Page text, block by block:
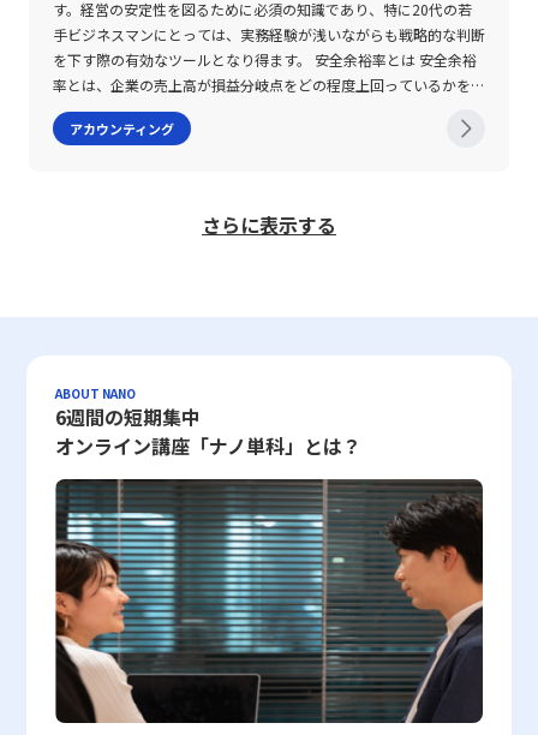
た投資判断を行っていくことが重要である。 最終的に、SG&A経費
の適切な管理は、企業の短期的な利益改善のみならず、長期的なビ
ジネスサステナビリティの確保に寄与するものである。 今後も、
経済情勢や業界特性の変動を注視しながら、戦略的なSG&A管理手
法の進化が求められる時代において、現場のビジネスマンはこれら
の知識を実践に活かすことで、大きな価値を創出することが期待さ
当者にとって大きな助けとなります。なお、電子申告の遅延や不備
があれば、不申告として取り扱われる恐れがあるため、期限内の申
告完了に向けた適切な内部管理体制が求められます。 また、各地
方自治体ごとの税率や経過措置、さらには改正後の運用実例など、
細部にわたる運用上の差異を踏まえると、専門家との連携を図りな
がら進めることが肝要です。税務調査のリスクや、今後の制度改正
身につけることが、長期的な企業の健全な運営に寄与するものとい
られ、今後の制度運用においてはより柔軟かつ公平な税負担の実現
が目指されています。また、法人事業税の会計処理や申告手続きに
おいては、電子申告システムの活用や専門家との連携が不可欠であ
プ全体としての税務リスクの評価や、各地方自治体ごとの運用上の
差異を踏まえた適切な対応策の検討は、今後の企業経営において喫
緊の課題といえるでしょう。20代という若手ビジネスマンにとっ
て、これらの税務制度の理解は、将来的な経営判断や財務戦略の策
定に直結する重要な要素であるため、常に最新の情報を取り入れ、
状況に応じた柔軟な対応を心がけることが求められます。総じて、
外形標準課税制度は、その複雑さゆえに高度な専門知識が必要とさ
れる側面がありますが、適切な対策とシステムの活用により、企業
の税務リスクを最小限に抑えることが可能です。今後、法令の変更
や制度運用の動向を注視しながら、内部統制の強化と専門家との連
善に直結する。たとえば、事業所や工場の家賃交渉、広告宣伝費の
見直し、不要な人件費の整理などが挙げられる。特に、固定費の中
には直接売上に結びつかない費用が多く含まれていることから、定
期的なコスト分析を通じて削減可能な部分を特定し、効率化を図る
ことが重要である。 3つ目は、変動費の削減である。変動費は、原
材料費や外注費、運送費等、売上高の変動に比例して増減する費用
維持するために欠かせない費用であるため、単純に削減するのでは
なく、生産効率の向上やサプライチェーンの最適化を通じて、費用
視点に立った持続的な改善を目指すことが、企業の安定経営に不可
欠である。 まとめ 本記事では、財務改善の重要指標として位置づ
けられる安全余裕率について、その定義、計算方法、そして損益分
にどれだけの売上高を損益分岐点以上に確保しているかを示す指標
であり、その数値が高いほど経営の余裕が大きいと判断できる。一
方、損益分岐点比率は、逆に企業がどの程度赤字転落のリスクを抱
えているかを数値で把握するための有力なツールである。 また、
安全余裕率の向上は、売上高の増加、固定費の削減、変動費の効率
化といった三つの柱によって実現される。いずれの施策も、短期的
な利益のみを追求するのではなく、長期的な経営の安定性を確保す
る観点から戦略的に実施する必要がある。2025年の厳しさを増す
経済環境下において、企業は自社の財務指標を正確に把握し、リス
ク管理と経営改善を同時に進めることが求められる。 今後も市場
る際には、いくつかの留意点があります。まず、資本コストWACC
の算出には、各種要因の市場評価や企業固有の財務状況が大きく影
響するため、その誤差や変動リスクを十分に理解する必要がありま
す。WACCの算出式は、「株主資本コスト×株主資本の割合＋負債
コスト×(1－実効税率)×有利子負債の割合」で求められ、この計
算に用いる各パラメーターは市場環境や企業の信用力、または業界
次に、リスクプレミアムの設定に関しても慎重な検討が不可欠で
な環境下では、ハードルレートの水準が投資案件の採否に直結する
ため、企業は市場環境の変化と自社の資金調達コストを正確に把握
することが不可欠です。 さらに、ハードルレート自体があくまで
収益率IRRやNPVといった他の評価指標と併用することで、より包
括的な投資判断が可能となります。特に、IRRは単純な収益率を示
すにとどまり、投資規模やキャッシュフローの絶対額を十分に反映
しない場合があるため、NPVとの組み合わせによりその判断精度を
補完する必要があります。また、市場環境が急激に変動する状況下
では、短期的なハードルレートの達成状況だけでなく、長期的な投
資戦略やリスク管理の視点も重要となり、ハードルレートの設定基
準を柔軟に再検討することが求められます。 さらに、ハードルレ
ートの設定には企業ごとの独自性が反映されるため、同一業界内で
あっても企業間で大きな差が生じる可能性があります。これは、市
自の状況に応じた最適な節税プランを策定することが求められる。
節税対策の注意点 節税対策を実施するにあたっては、制度の趣旨
を正しく理解し、制度上の要件や注意事項を遵守する必要がある。
ここでは、節税対策における主な注意点について、サラリーマンと
個人事業主それぞれの視点から整理する。 まず、サラリーマンの
場合、給与所得控除の範囲内で利用できる各種控除、特に特定支出
費などが該当するが、生活費とは切り離して合理的な支出である必
要がある。また、控除額は会社の規定や税務署の審査を経るため、
する正確な管理が要求される。適切な帳簿管理と証憑の保管がなさ
れていなければ、本来の控除を受けることができず、逆に申告漏れ
による追徴課税のリスクも考えられる。また、法人化を検討する際
め、単純な節税効果だけでなく、全体的な経営戦略としてのメリッ
ト・デメリットを総合的に判断する必要がある。また、確定申告を
行う際に、セルフメディケーション税制や医療費控除、住宅ローン
控除など複数の控除制度を同時に利用する場合、併用が認められな
いケースも存在するため、どちらを採用するか戦略的に判断するこ
とが求められる。 さらに、iDeCoやNISAといった、将来の資産形
成を支援する制度は、節税効果だけではなく、運用益が非課税とな
る点に強みがある。しかし、これらの制度は加入時のリスクや運用
期間の縛りが存在し、短期的なキャッシュフロー改善には直結しな
いため、資金計画全体の中で位置付ける必要がある。特に、20代
対して継続的な事業運営が可能かどうかを判断するには、十分な資
本余力や流動性が必要です。 具体的には、自己資本比率、流動比
率、当座比率、固定比率、インスタント・カバレッジ・レシオとい
った財務指標を計算し、その数値がどの程度安定か、また業界の標
準値と比較してどの位置にあるのかを検証することで、企業が短
期・中期的な資金繰りに耐えうる体制を整えているかを判断しま
価することが求められます。これにより、企業が市場の逆風に対し
てどの程度の耐性を有しているか、また財務基盤の脆弱性が将来に
す。計算式は「株主資本 ÷ 総資産 × 100（%）」となり、この数
値が高いほど、企業は自己資本によって資産が十分に裏付けられて
いるといえます。これは、外部からの借入金に依存せず、安定した
業界においては、この指標が企業の耐性を測る上で重要な役割を果
たします。 【流動比率】 流動比率は、1年以内に換金可能な流動資
産の総額に対して、同一期間に支払わなければならない流動負債の
割合を示す指標です。計算式は「流動資産 ÷ 流動負債 ×
100（%）」となります。一般的には、100％以上が望ましいとさ
れ、これにより短期的な資金繰りに余裕があるか否かを判断できま
す。ただし、業種によっては当該比率の標準値が異なるため、同業
他社との比較が必要です。 【当座比率】 当座比率は、流動資産の
中でも特にすぐに現金化できる資産に絞って、流動負債との比率を
示す指標です。計算式は「当座資産 ÷ 流動負債 × 100（%）」で
す。経営の安定性を図るために必須の知識であり、特に20代の若
手ビジネスマンにとっては、実務経験が浅いながらも戦略的な判断
を下す際の有効なツールとなり得ます。 安全余裕率とは 安全余裕
率とは、企業の売上高が損益分岐点をどの程度上回っているかを示
す指標です。言い換えれば、赤字に転落するリスクを定量的に把握
するための経営安全率とも呼ばれ、経営状態の健全性を判断する上
すことが可能です。 安全余裕率は、計算結果が高いほど、売上が
が確保されていると判断されます。 この考え方は、経営者が将来
のリスク管理や戦略的な投資計画を立案する際に、極めて有効な手
段であると言えます。 安全余裕率の注意点 安全余裕率を経営に取
り入れる際には、いくつかの注意点が存在します。 まず第一に、
安全余裕率は単一の指標であるため、この数値だけで経営の全体像
を判断することは危険です。 経営の健全性や将来の成長性を評価
するためには、流動比率や自己資本比率など、他の財務指標と併せ
て総合的に判断する必要があります。 また、業種や市場環境の違
いによって、適切な安全余裕率の目安が変わる点にも注意が必要で
す。 一般に、安全余裕率の目安は、~0％の場合は赤字、~10％未
満は要注意、10～20％は業界平均ほど、20～40％は安全域内、
40％以上であれば非常に優秀な経営状況を示しています。 一方、
損益分岐点比率は、安全余裕率と足し合わせると必ず100％になる
という特徴があります。 この関係性を理解することで、売上のど
アカウンティング
さらに表示する
ABOUT NANO
6週間の短期集中
オンライン講座「ナノ単科」とは？